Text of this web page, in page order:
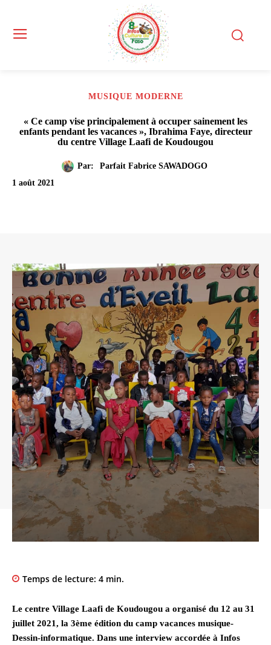
MUSIQUE MODERNE
« Ce camp vise principalement à occuper sainement les
enfants pendant les vacances », Ibrahima Faye, directeur
du centre Village Laafi de Koudougou
Par:
Parfait Fabrice SAWADOGO
1 août 2021
Temps de lecture: 4 min.
Le centre Village Laafi de Koudougou a organisé du 12 au 31
juillet 2021, la 3ème édition du camp vacances musique-
Dessin-informatique. Dans une interview accordée à Infos